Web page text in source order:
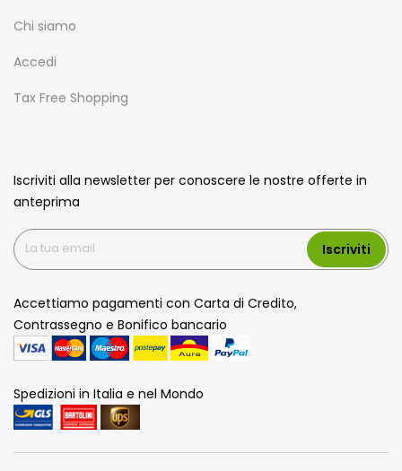
Chi siamo
Accedi
Tax Free Shopping
Iscriviti alla newsletter per conoscere le nostre offerte in
anteprima
Iscriviti
Accettiamo pagamenti con Carta di Credito,
Contrassegno e Bonifico bancario
Spedizioni in Italia e nel Mondo